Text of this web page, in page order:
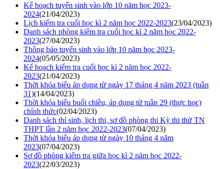
Kế hoạch tuyển sinh vào lớp 10 năm học 2023-
2024(21/04/2023)
Lịch kiểm tra cuối học kì 2 năm học 2022-2023(23/04/2023)
Danh sách phòng kiểm tra cuối học kì 2 năm học 2022-
2023(27/04/2023)
Thông báo tuyển sinh vào lớp 10 năm học 2023-
2024(05/05/2023)
Kế hoạch kiểm tra cuối học kì 2 năm học 2022-
2023(21/04/2023)
Thời khóa biểu áp dụng từ ngày 17 tháng 4 năm 2023 (tuần
31)(14/04/2023)
Thời khóa biểu buổi chiều, áp dụng từ tuần 29 (thực học)
chính thức(02/04/2023)
Danh sách thí sinh, lịch thi, sơ đồ phòng thi Kỳ thi thử TN
THPT lần 2 năm học 2022-2023(07/04/2023)
Thời khóa biểu áp dụng từ ngày 10 tháng 4 năm
2023(07/04/2023)
Sơ đồ phòng kiểm tra giữa học kì 2 năm học 2022-
2023(22/03/2023)